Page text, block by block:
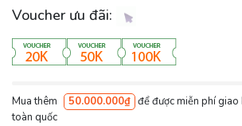
Voucher ưu đãi:
Mua thêm 50.000.000₫ để được miễn phí giao
toàn quốc